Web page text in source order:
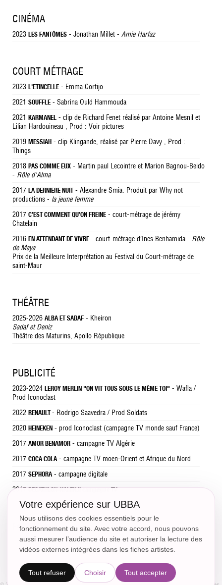
CINÉMA
2023 LES FANTÔMES - Jonathan Millet - Amie Harfaz
COURT MÉTRAGE
2023 L'ETINCELLE - Emma Cortijo
2021 SOUFFLE - Sabrina Ould Hammouda
2021 KARMANEL - clip de Richard Fenet réalisé par Antoine Mesnil et
Lilian Hardouineau , Prod : Voir pictures
2019 MESSIAH - clip Klingande, réalisé par Pierre Davy , Prod :
Things
2018 PAS COMME EUX - Martin paul Lecointre et Marion Bagnou-Beido
- Rôle d'Alma
2017 LA DERNIERE NUIT - Alexandre Smia. Produit par Why not
productions - la jeune femme
2017 C’EST COMMENT QU’ON FREINE - court-métrage de jérémy
Chatelain
2016 EN ATTENDANT DE VIVRE - court-métrage d’Ines Benhamida - Rôle
de Maya
Prix de la Meilleure Interprétation au Festival du Court-métrage de
saint-Maur
THÉÂTRE
2025-2026 ALBA ET SADAF - Kheiron
Sadaf et Deniz
Théâtre des Maturins, Apollo République
PUBLICITÉ
2023-2024 LEROY MERLIN "ON VIT TOUS SOUS LE MÊME TOI" - Wafla /
Prod Iconoclast
2022 RENAULT - Rodrigo Saavedra / Prod Soldats
2020 HEINEKEN - prod Iconoclast (campagne TV monde sauf France)
2017 AMOR BENAMOR - campagne TV Algérie
2017 COCA COLA- campagne TV moen-Orient et Afrique du Nord
2017 SEPHORA- campagne digitale
2017DECATHLON-KALENJI campagne TV
FORMATION
2017- Studio Pygmalion
Votre expérience sur UBBA
Nous utilisons des cookies essentiels pour le
fonctionnement du site. Avec votre accord, nous pouvons
aussi mesurer l’audience du site et autoriser la lecture des
vidéos externes intégrées dans les fiches artistes.
Tout refuser Choisir Tout accepter